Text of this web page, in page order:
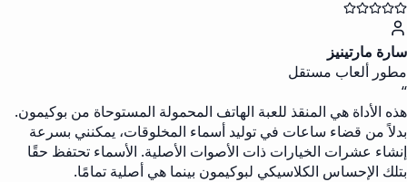
سارة مارتينيز
مطور ألعاب مستقل
“
هذه الأداة هي المنقذ للعبة الهاتف المحمولة المستوحاة من بوكيمون.
بدلاً من قضاء ساعات في توليد أسماء المخلوقات، يمكنني بسرعة
إنشاء عشرات الخيارات ذات الأصوات الأصلية. الأسماء تحتفظ حقًا
بتلك الإحساس الكلاسيكي لبوكيمون بينما هي أصلية تمامًا.